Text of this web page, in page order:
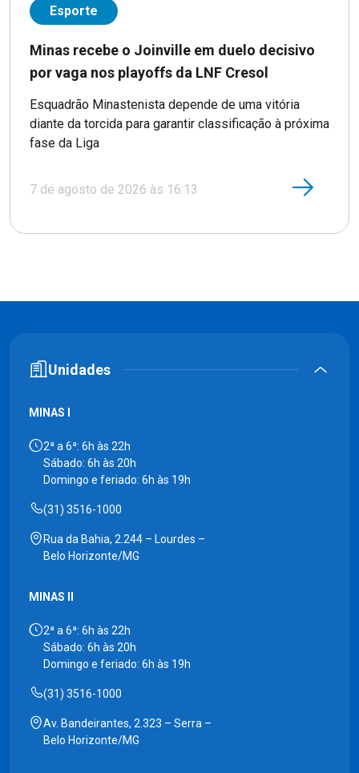
Esporte
Minas recebe o Joinville em duelo decisivo
por vaga nos playoffs da LNF Cresol
Esquadrão Minastenista depende de uma vitória
diante da torcida para garantir classificação à próxima
fase da Liga
7 de agosto de 2026 às 16:13
Unidades
MINAS I
2ª a 6ª: 6h às 22h
Sábado: 6h às 20h
Domingo e feriado: 6h às 19h
(31) 3516-1000
Rua da Bahia, 2.244 – Lourdes –
Belo Horizonte/MG
MINAS II
2ª a 6ª: 6h às 22h
Sábado: 6h às 20h
Domingo e feriado: 6h às 19h
(31) 3516-1000
Av. Bandeirantes, 2.323 – Serra –
Belo Horizonte/MG